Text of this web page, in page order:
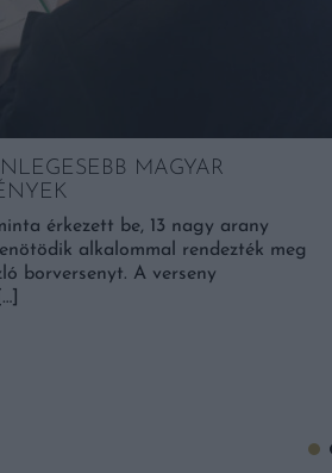
MAGYAR
érkezett be, 13 nagy arany
alkalommal rendezték meg
borversenyt. A verseny